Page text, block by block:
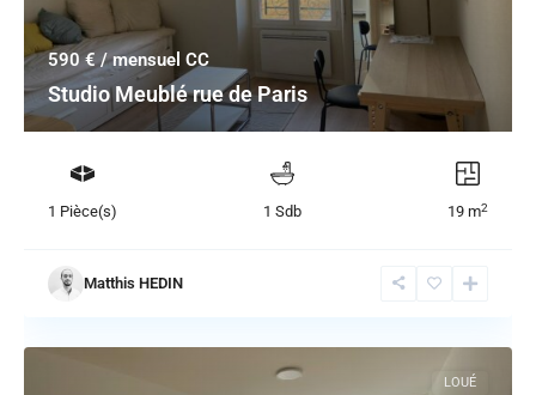
590 €/ mensuel CC
Studio Meublé rue de Paris
1 Pièce(s) 1 Sdb 19 m2
Matthis HEDIN
LOUÉ